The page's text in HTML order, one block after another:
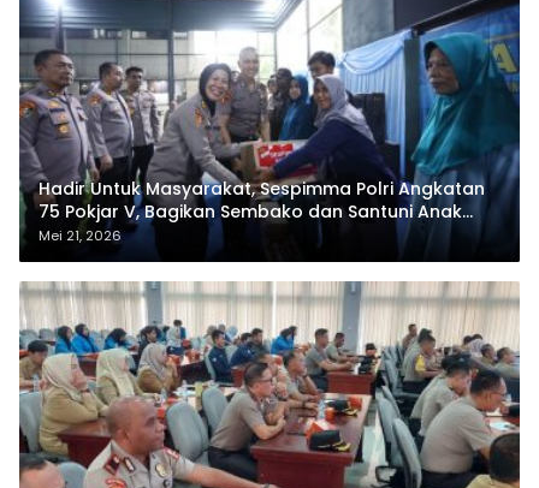
Hadir Untuk Masyarakat, Sespimma Polri Angkatan
75 Pokjar V, Bagikan Sembako dan Santuni Anak
Yatim
Mei 21, 2026